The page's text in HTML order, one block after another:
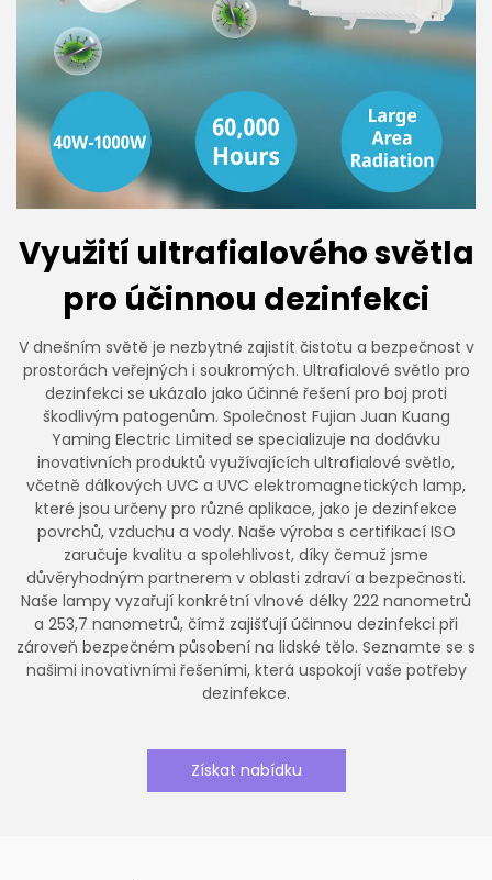
Využití ultrafialového světla
pro účinnou dezinfekci
V dnešním světě je nezbytné zajistit čistotu a bezpečnost v
prostorách veřejných i soukromých. Ultrafialové světlo pro
dezinfekci se ukázalo jako účinné řešení pro boj proti
škodlivým patogenům. Společnost Fujian Juan Kuang
Yaming Electric Limited se specializuje na dodávku
inovativních produktů využívajících ultrafialové světlo,
včetně dálkových UVC a UVC elektromagnetických lamp,
které jsou určeny pro různé aplikace, jako je dezinfekce
povrchů, vzduchu a vody. Naše výroba s certifikací ISO
zaručuje kvalitu a spolehlivost, díky čemuž jsme
důvěryhodným partnerem v oblasti zdraví a bezpečnosti.
Naše lampy vyzařují konkrétní vlnové délky 222 nanometrů
a 253,7 nanometrů, čímž zajišťují účinnou dezinfekci při
zároveň bezpečném působení na lidské tělo. Seznamte se s
našimi inovativními řešeními, která uspokojí vaše potřeby
dezinfekce.
Získat nabídku